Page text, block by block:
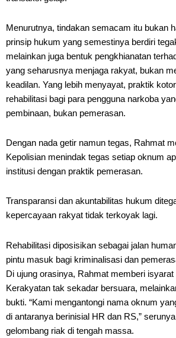
Menurutnya, tindakan semacam itu bukan
prinsip hukum yang semestinya berdiri
melainkan juga bentuk pengkhianatan
yang seharusnya menjaga rakyat, bukan
keadilan. Yang lebih menyayat, praktik
rehabilitasi bagi para pengguna narkoba
pembinaan, bukan pemerasan.
Dengan nada getir namun tegas, Rahmat
Kepolisian menindak tegas setiap oknum
institusi dengan praktik pemerasan.
Transparansi dan akuntabilitas hukum
kepercayaan rakyat tidak terkoyak lagi.
Rehabilitasi diposisikan sebagai jalan
pintu masuk bagi kriminalisasi dan
Di ujung orasinya, Rahmat memberi
Kerakyatan tak sekadar bersuara,
bukti. “Kami mengantongi nama oknum
di antaranya berinisial HR dan RS,”
gelombang riak di tengah massa.